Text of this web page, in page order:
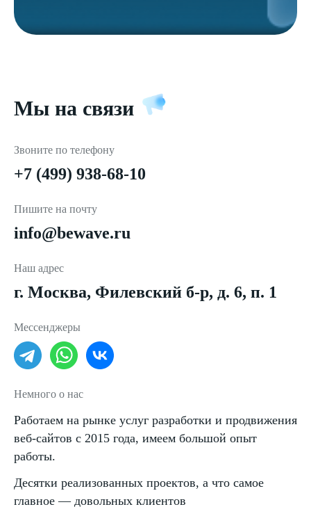
Мы на связи
Звоните по телефону
+7 (499) 938-68-10
Пишите на почту
info@bewave.ru
Наш адрес
г. Москва, Филевский б-р, д. 6, п. 1
Мессенджеры
Немного о нас
Работаем на рынке услуг разработки и продвижения
веб-сайтов с 2015 года, имеем большой опыт
работы.
Десятки реализованных проектов, а что самое
главное — довольных клиентов